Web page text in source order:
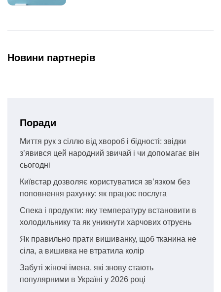
Новини партнерів
Поради
Миття рук з сіллю від хвороб і бідності: звідки
з’явився цей народний звичай і чи допомагає він
сьогодні
Київстар дозволяє користуватися зв’язком без
поповнення рахунку: як працює послуга
Спека і продукти: яку температуру встановити в
холодильнику та як уникнути харчових отруєнь
Як правильно прати вишиванку, щоб тканина не
сіла, а вишивка не втратила колір
Забуті жіночі імена, які знову стають
популярними в Україні у 2026 році